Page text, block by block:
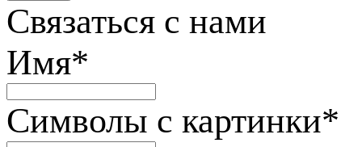
Связаться с нами
Имя*
Символы с картинки*